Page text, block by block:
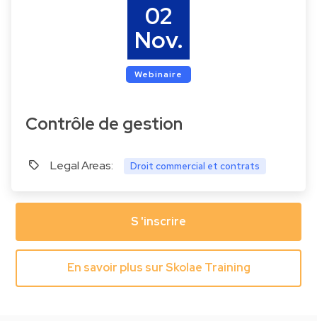
Contrôle de gestion
Legal Areas: Droit commercial et contrats
02
Nov.
Webinaire
S 'inscrire
En savoir plus sur Skolae Training